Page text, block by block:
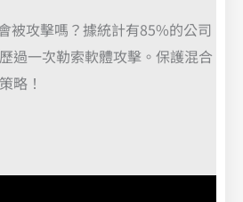
被攻擊嗎？據統計有85%的公司
過一次勒索軟體攻擊。保護混合
略！